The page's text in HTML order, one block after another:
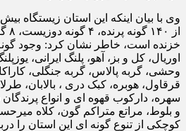
خزنده است، خاطر نشان کرد: وجود
اوریال، کل و بز، آهو، پلنگ ایرانی،
وحشی، گربه پالاس، گربه جنگلی،
قرقاول، هوبره، کبک دری ، بالابان،
سهره، دارکوب قهوه ای و انواع
و بلوط، مراتع متراکم گون، کلاه
کوچکی از تنوع گونه ای این استان را